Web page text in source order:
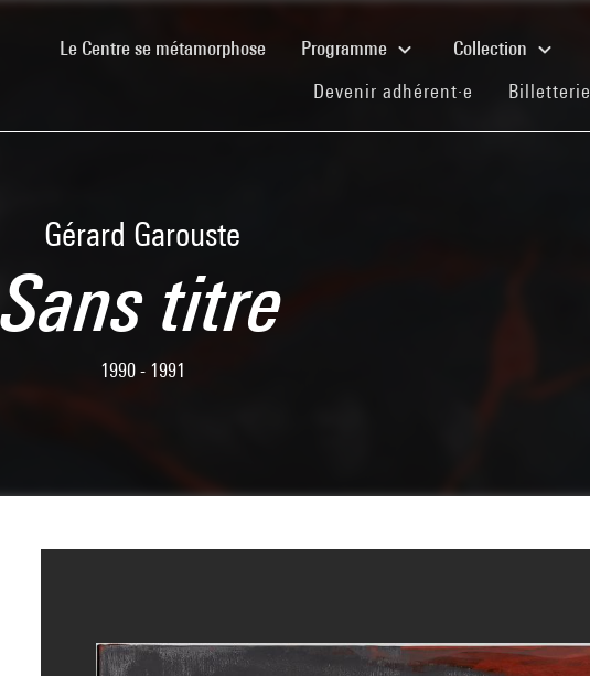
Le Centre se métamorphose(current)Programme Collection
Devenir adhérent·e (current)
Billetterie
Gérard Garouste
Sans titre
1990 - 1991